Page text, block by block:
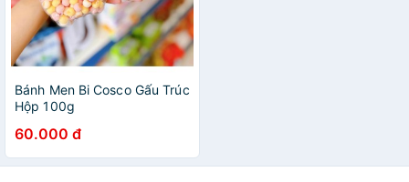
Bánh Men Bi Cosco Gấu Trúc
Hộp 100g
60.000 đ